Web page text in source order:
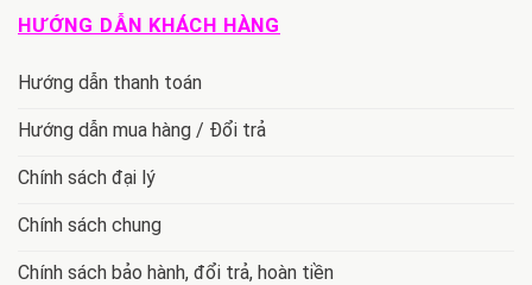
HƯỚNG DẪN KHÁCH HÀNG
Hướng dẫn thanh toán
Hướng dẫn mua hàng / Đổi trả
Chính sách đại lý
Chính sách chung
Chính sách bảo hành, đổi trả, hoàn tiền